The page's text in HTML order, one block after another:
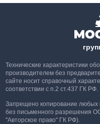
Технические характеристики
производителем без
сайте носит справочный
соответствии с п.2 ст.437 ГК РФ.
Запрещено копирование любых
без письменного разрешения
"Авторское право" ГК РФ).